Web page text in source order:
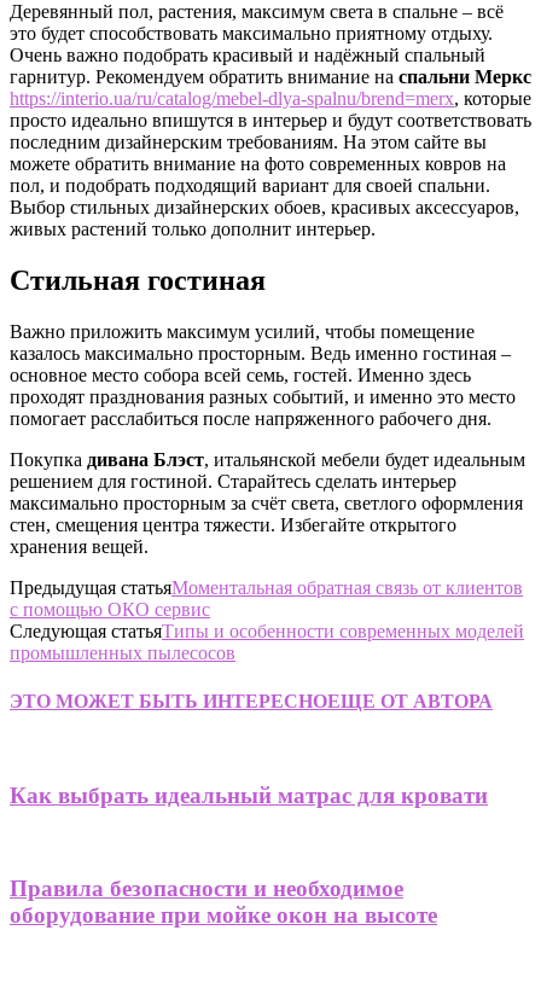
Деревянный пол, растения, максимум света в спальне – всё
это будет способствовать максимально приятному отдыху.
Очень важно подобрать красивый и надёжный спальный
гарнитур. Рекомендуем обратить внимание на спальни Меркс
https://interio.ua/ru/catalog/mebel-dlya-spalnu/brend=merx, которые
просто идеально впишутся в интерьер и будут соответствовать
последним дизайнерским требованиям. На этом сайте вы
можете обратить внимание на фото современных ковров на
пол, и подобрать подходящий вариант для своей спальни.
Выбор стильных дизайнерских обоев, красивых аксессуаров,
живых растений только дополнит интерьер.
Стильная гостиная
Важно приложить максимум усилий, чтобы помещение
казалось максимально просторным. Ведь именно гостиная –
основное место собора всей семь, гостей. Именно здесь
проходят празднования разных событий, и именно это место
помогает расслабиться после напряженного рабочего дня.
Покупка дивана Блэст, итальянской мебели будет идеальным
решением для гостиной. Старайтесь сделать интерьер
максимально просторным за счёт света, светлого оформления
стен, смещения центра тяжести. Избегайте открытого
хранения вещей.
Предыдущая статьяМоментальная обратная связь от клиентов
с помощью ОКО сервис
Следующая статьяТипы и особенности современных моделей
промышленных пылесосов
ЭТО МОЖЕТ БЫТЬ ИНТЕРЕСНОЕЩЕ ОТ АВТОРА
Как выбрать идеальный матрас для кровати
Правила безопасности и необходимое
оборудование при мойке окон на высоте